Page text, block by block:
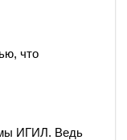
что
ИГИЛ. Ведь